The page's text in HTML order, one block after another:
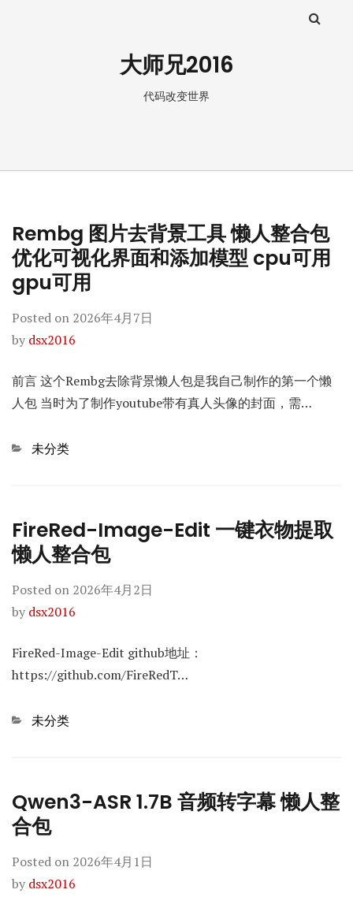
大师兄2016
代码改变世界
Rembg 图片去背景工具 懒人整合包
优化可视化界面和添加模型 cpu可用
gpu可用
Posted on 2026年4月7日
by dsx2016
前言 这个Rembg去除背景懒人包是我自己制作的第一个懒
人包 当时为了制作youtube带有真人头像的封面，需…
Categories
未分类
FireRed-Image-Edit 一键衣物提取
懒人整合包
Posted on 2026年4月2日
by dsx2016
FireRed-Image-Edit github地址：
https://github.com/FireRedT…
Categories
未分类
Qwen3-ASR 1.7B 音频转字幕 懒人整
合包
Posted on 2026年4月1日
by dsx2016